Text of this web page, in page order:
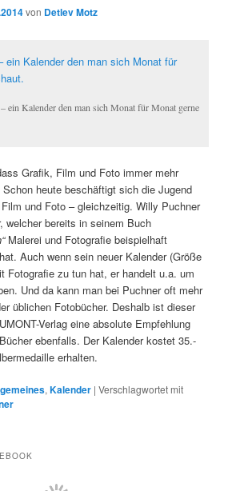
von Detlev Motz
ein Kalender den man sich Monat für Monat gerne
Grafik, Film und Foto immer mehr
heute beschäftigt sich die Jugend
und Foto – gleichzeitig. Willy Puchner
welcher bereits in seinem Buch
Malerei und Fotografie beispielhaft
Auch wenn sein neuer Kalender (Größe
Fotografie zu tun hat, er handelt u.a. um
Und da kann man bei Puchner oft mehr
üblichen Fotobücher. Deshalb ist dieser
Verlag eine absolute Empfehlung
ebenfalls. Der Kalender kostet 35.-
erhalten.
,Kalender |Verschlagwortet mit